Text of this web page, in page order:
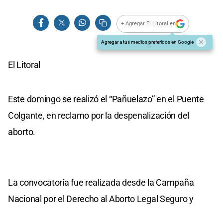
+ Agregar El Litoral en
Agregar a tus medios preferidos en Google
El Litoral
Este domingo se realizó el “Pañuelazo” en el Puente
Colgante, en reclamo por la despenalización del
aborto.
La convocatoria fue realizada desde la Campaña
Nacional por el Derecho al Aborto Legal Seguro y